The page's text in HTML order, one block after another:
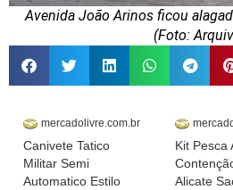
Avenida João Arinos ficou
(Foto:
mercadolivre.com.br
Canivete Tatico
Militar Semi
Automatico Estilo
Kit Pesca
Alicate